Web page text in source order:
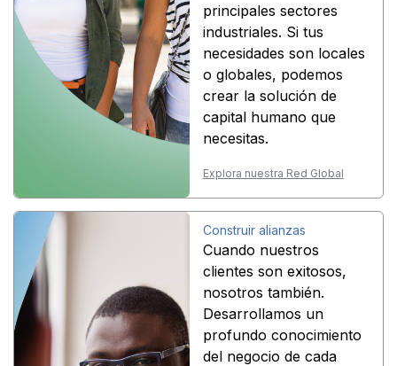
principales sectores
industriales. Si tus
necesidades son locales
o globales, podemos
crear la solución de
capital humano que
necesitas.
Explora nuestra Red Global
Construir alianzas
Cuando nuestros
clientes son exitosos,
nosotros también.
Desarrollamos un
profundo conocimiento
del negocio de cada